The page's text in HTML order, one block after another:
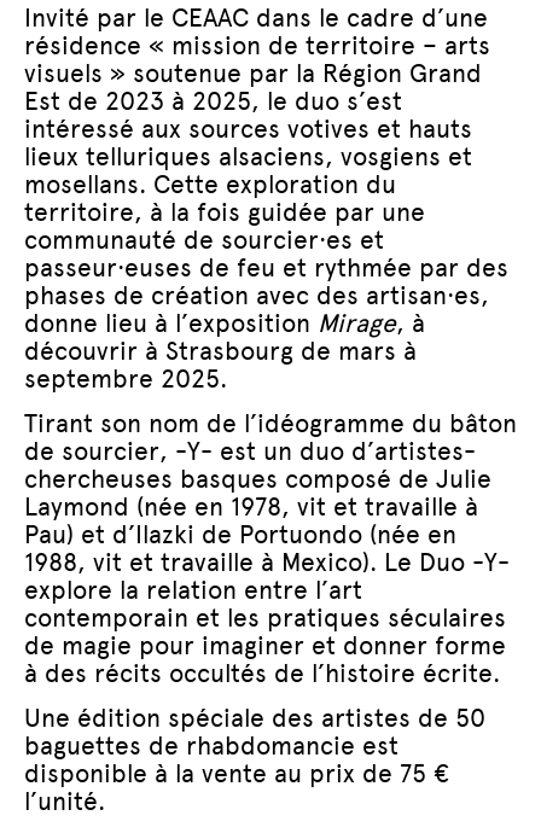
Invité par le CEAAC dans le cadre d’une
résidence « mission de territoire – arts
visuels » soutenue par la Région Grand
Est de 2023 à 2025, le duo s’est
intéressé aux sources votives et hauts
lieux telluriques alsaciens, vosgiens et
mosellans. Cette exploration du
territoire, à la fois guidée par une
communauté de sourcier·es et
passeur·euses de feu et rythmée par des
phases de création avec des artisan·es,
donne lieu à l’exposition Mirage, à
découvrir à Strasbourg de mars à
septembre 2025.
Tirant son nom de l’idéogramme du bâton
de sourcier, -Y- est un duo d’artistes-
chercheuses basques composé de Julie
Laymond (née en 1978, vit et travaille à
Pau) et d’Ilazki de Portuondo (née en
1988, vit et travaille à Mexico). Le Duo -Y-
explore la relation entre l’art
contemporain et les pratiques séculaires
de magie pour imaginer et donner forme
à des récits occultés de l’histoire écrite.
Une édition spéciale des artistes de 50
baguettes de rhabdomancie est
disponible à la vente au prix de 75 €
l’unité.